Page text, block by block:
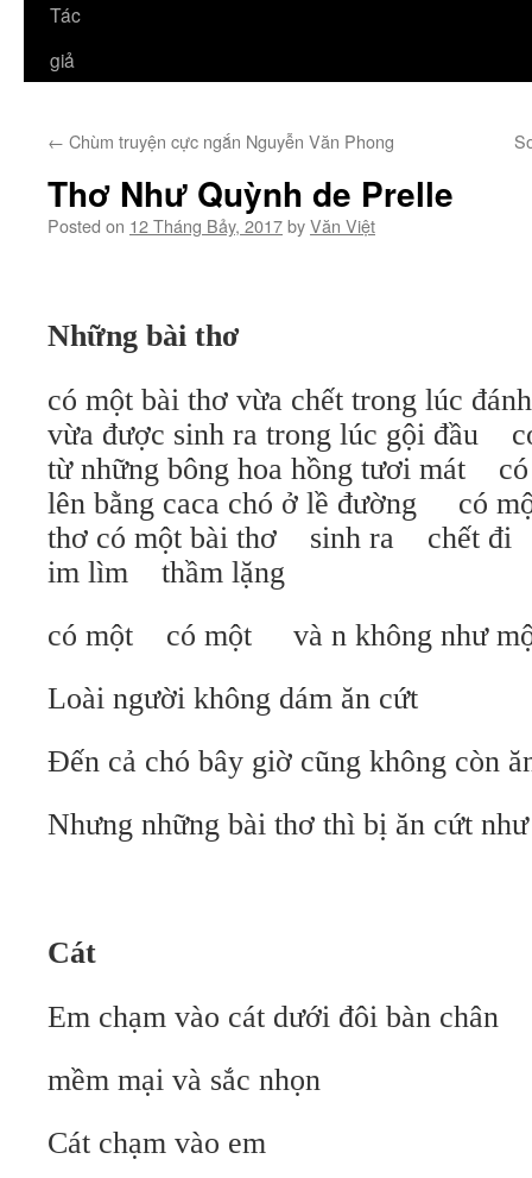
Tác
giả
← Chùm truyện cực ngắn Nguyễn Văn Phong
Thơ Như Quỳnh de Prelle
Posted on 12 Tháng Bảy, 2017byVăn Việt
Những bài thơ
có một bài thơ vừa chết trong lúc
vừa được sinh ra trong lúc gội đầu
từ những bông hoa hồng tươi mát
lên bằng caca chó ở lề đường có
thơ có một bài thơ sinh ra chết
im lìm thầm lặng
có một có một và n không như
Loài người không dám ăn cứt
Đến cả chó bây giờ cũng không còn
Nhưng những bài thơ thì bị ăn cứt
Cát
Em chạm vào cát dưới đôi bàn chân
mềm mại và sắc nhọn
Cát chạm vào em